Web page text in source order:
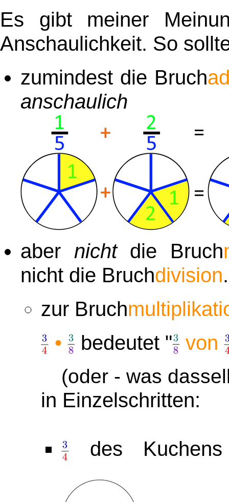
Es gibt meiner
Anschaulichkeit. So
zumindest die Bruch
anschaulich
aber nichtdie Bruch
nicht die Bruchdivision.
zur Bruch
•
bedeutet " von
(oder - was
in Einzelschritten:
des